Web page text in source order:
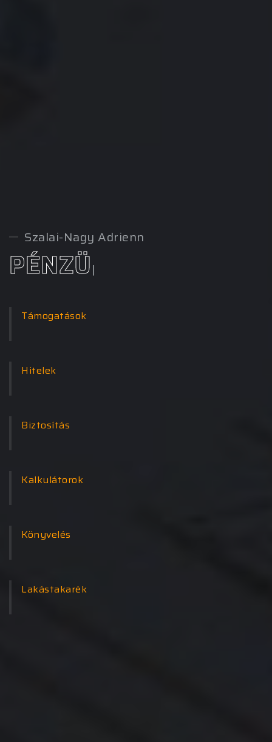
Szalai-Nagy Adrienn
VELEM|
Támogatások
Hitelek
Biztosítás
Kalkulátorok
Könyvelés
Lakástakarék